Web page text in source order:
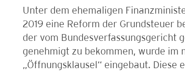
Unter dem ehemaligen
2019 eine Reform der Grundsteuer
der vom Bundesverfassungsgericht
genehmigt zu bekommen, wurde im
„Öffnungsklausel“ eingebaut. Diese